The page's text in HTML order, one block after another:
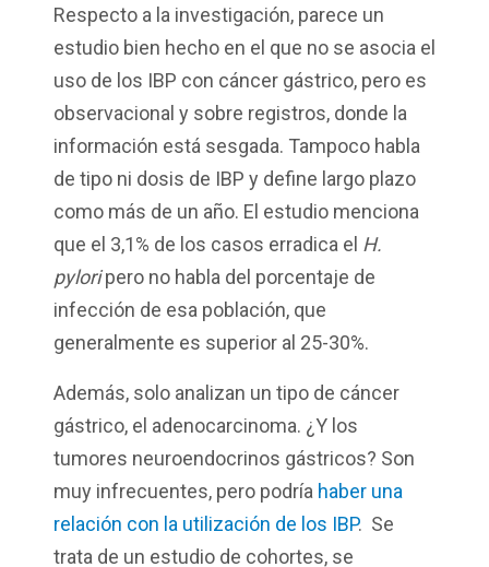
Respecto a la investigación, parece un
estudio bien hecho en el que no se asocia el
uso de los IBP con cáncer gástrico, pero es
observacional y sobre registros, donde la
información está sesgada. Tampoco habla
de tipo ni dosis de IBP y define largo plazo
como más de un año. El estudio menciona
que el 3,1% de los casos erradica el H.
pyloripero no habla del porcentaje de
infección de esa población, que
generalmente es superior al 25-30%.
Además, solo analizan un tipo de cáncer
gástrico, el adenocarcinoma. ¿Y los
tumores neuroendocrinos gástricos? Son
muy infrecuentes, pero podría haber una
relación con la utilización de los IBP. Se
trata de un estudio de cohortes, se